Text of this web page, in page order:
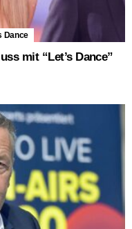
Dance
mit “Let’s Dance”